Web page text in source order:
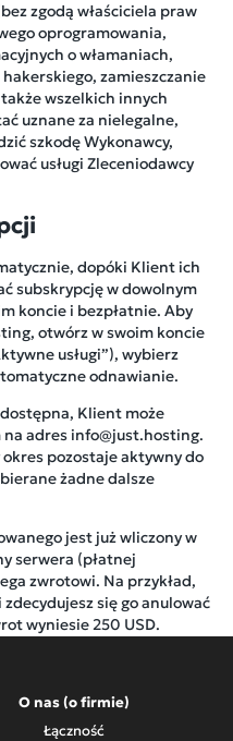
zgodą właściciela praw
oprogramowania,
o włamaniach,
zamieszczanie
wszelkich innych
uznane za nielegalne,
szkodę Wykonawcy,
usługi Zleceniodawcy
dopóki Klient ich
subskrypcję w dowolnym
koncie i bezpłatnie. Aby
otwórz w swoim koncie
usługi”), wybierz
odnawianie.
Klient może
adres info@just.hosting.
okres pozostaje aktywny do
żadne dalsze
jest już wliczony w
serwera (płatnej
zwrotowi. Na przykład,
się go anulować
wyniesie 250 USD.
O nas (o firmie)
Łączność